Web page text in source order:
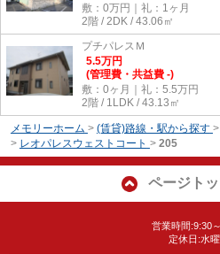
敷：0万円｜礼：1ヶ月
2階 / 2DK / 43.06㎡
プチパレスＭ
5.5万円
(管理費・共益費 -)
敷：0ヶ月｜礼：5.5万円
2階 / 1LDK / 43.13㎡
メモリーホーム > (賃貸)路線・駅から探す >
> レオパレスウェストコート > 205
ページト
営業時間:9:30
定休日:水曜